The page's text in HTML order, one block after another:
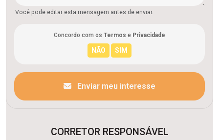
Você pode editar esta mensagem antes de enviar.
Concordo com os Termos e Privacidade
Enviar meu interesse
CORRETOR RESPONSÁVEL